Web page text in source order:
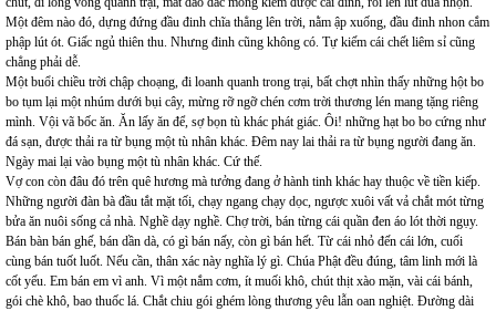
Một đêm nào đó, dựng đứng đầu đinh chĩa thẳng lên trời, nằm ập xuống, đầu đinh nhon cắm
phập lút ót. Giấc ngủ thiên thu. Nhưng đinh cũng không có. Tự kiếm cái chết liêm sỉ cũng
chẳng phải dễ.
Một buổi chiều trời chập choạng, đi loanh quanh trong trại, bất chợt nhìn thấy những hột bo
bo tụm lại một nhúm dưới bụi cây, mừng rỡ ngỡ chén cơm trời thương lén mang tặng riêng
mình. Vội vã bốc ăn. Ăn lấy ăn để, sợ bọn tù khác phát giác. Ôi! những hạt bo bo cứng như
đá sạn, được thải ra từ bụng một tù nhân khác. Đêm nay lai thải ra từ bụng người đang ăn.
Ngày mai lại vào bụng một tù nhân khác. Cứ thế.
Vợ con còn đâu đó trên quê hương mà tưởng đang ở hành tinh khác hay thuộc về tiền kiếp.
Những người đàn bà đầu tắt mặt tối, chạy ngang chạy dọc, ngược xuôi vất vả chắt mót từng
bửa ăn nuôi sống cả nhà. Nghề dạy nghề. Chợ trời, bán từng cái quần đen áo lót thời ngụy.
Bán bàn bán ghế, bán dần dà, có gì bán nấy, còn gì bán hết. Từ cái nhỏ đến cái lớn, cuối
cùng bán tuốt luốt. Nếu cần, thân xác này nghĩa lý gì. Chúa Phật đều đúng, tâm linh mới là
cốt yếu. Em bán em vì anh. Vì một nắm cơm, ít muối khô, chút thịt xào mặn, vài cái bánh,
gói chè khô, bao thuốc lá. Chắt chiu gói ghém lòng thương yêu lẫn oan nghiệt. Đường dài